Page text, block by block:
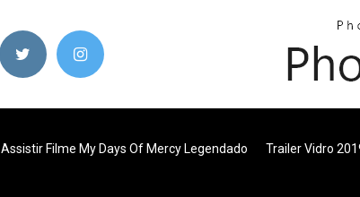
Assistir Filme My Days Of Mercy Legendado Trailer Vidro